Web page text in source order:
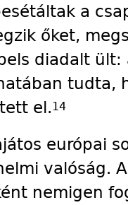
a
őket,
diadalt
tudta,
el.14
európai
valóság.
nemigen